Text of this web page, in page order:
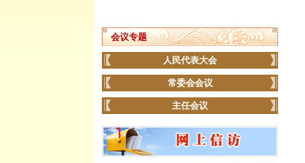
会议专题
人民代表大会
常委会会议
主任会议